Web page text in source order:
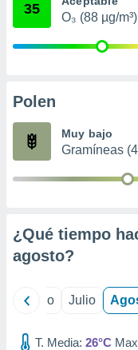
publicidad
de
1199
35
O₃ (88 µg/m³)
Polen
Muy bajo
Gramíneas
¿Qué tiempo
agosto?
Junio Julio
T. Media: 26°C